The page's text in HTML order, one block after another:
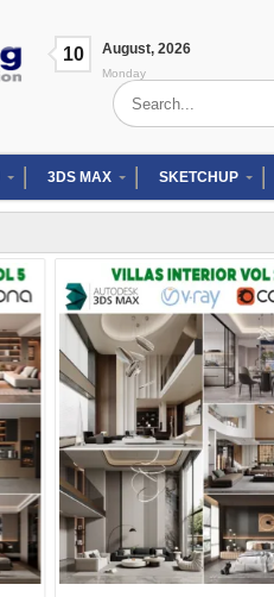
10 August, 2026
Monday
Search
for:
3DS MAX SKETCHUP